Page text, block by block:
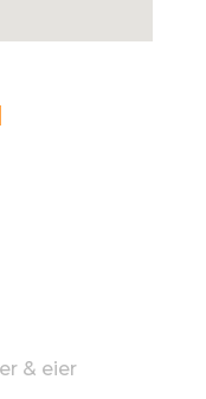
& eier